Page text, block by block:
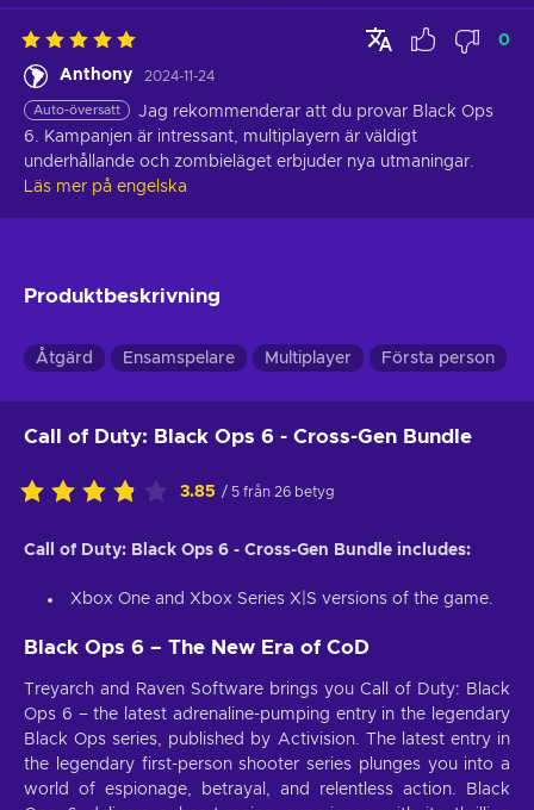
Anthony 2024-11-24
0
Auto-översatt
Jag rekommenderar att du provar Black Ops
6. Kampanjen är intressant, multiplayern är väldigt
underhållande och zombieläget erbjuder nya utmaningar.
Läs mer på engelska
Produktbeskrivning
Åtgärd Ensamspelare Multiplayer Första person
Call of Duty: Black Ops 6 - Cross-Gen Bundle
3.85 / 5 från 26 betyg
Call of Duty: Black Ops 6 - Cross-Gen Bundle includes:
Xbox One and Xbox Series X|S versions of the game.
Black Ops 6 – The New Era of CoD
Treyarch and Raven Software brings you Call of Duty: Black
Ops 6 – the latest adrenaline-pumping entry in the legendary
Black Ops series, published by Activision. The latest entry in
the legendary first-person shooter series plunges you into a
world of espionage, betrayal, and relentless action. Black